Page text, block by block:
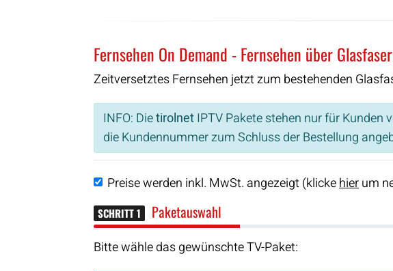
Fernsehen On Demand - Fernsehen über
Zeitversetztes Fernsehen jetzt zum bestehenden
INFO: DietirolnetIPTV Pakete stehen nur für Kunden
die Kundennummer zum Schluss der Bestellung
Preise werden inkl. MwSt. angezeigt (klickehierum
SCHRITT 1 Paketauswahl
Bitte wähle das gewünschte TV-Paket: